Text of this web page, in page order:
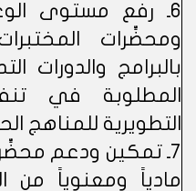
6ـ رفع مستوى
ومحضِّرات
بالبرامج والدورات
المطلوبة في
التطويرية للمناهج
7ـ تمكين ودعم
مادياً ومعنوياً من